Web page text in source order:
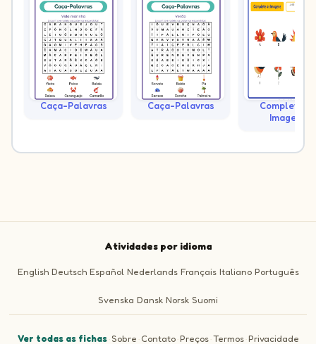
Caça-Palavras Caça-Palavras
Complete as
Imagens
Atividades por idioma
English Deutsch Español Nederlands Français Italiano Português
Svenska Dansk Norsk Suomi
Ver todas as fichas · Sobre · Contato ·Preços ·Termos ·Privacidade